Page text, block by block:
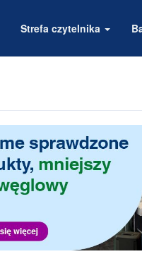
Strefa czytelnika